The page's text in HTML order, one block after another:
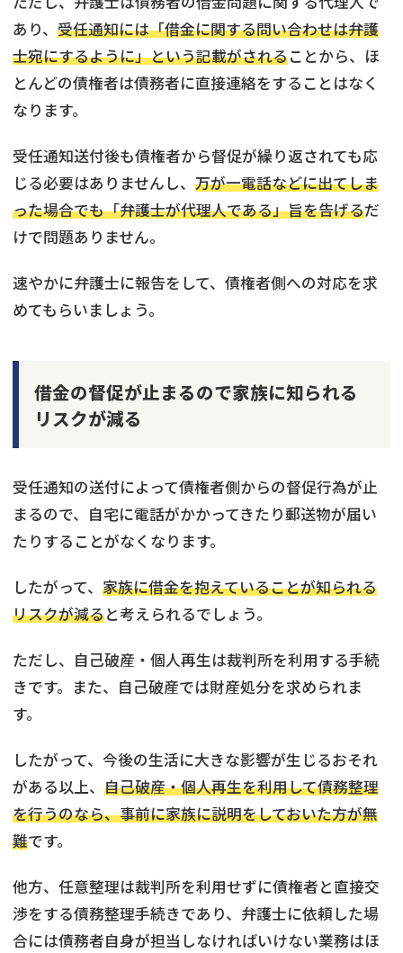
あり、 受任通知には「借金に関する問い合わせは弁護
士宛にするように」という記載がされることから、ほ
とんどの債権者は債務者に直接連絡をすることはなく
なります。
受任通知送付後も債権者から督促が繰り返されても応
じる必要はありませんし、 万が一電話などに出てしま
った場合でも「弁護士が代理人である」旨を告げるだ
けで問題ありません。
速やかに弁護士に報告をして、債権者側への対応を求
めてもらいましょう。
借金の督促が止まるので家族に知られる
リスクが減る
受任通知の送付によって債権者側からの督促行為が止
まるので、自宅に電話がかかってきたり郵送物が届い
たりすることがなくなります。
したがって、 家族に借金を抱えていることが知られる
リスクが減ると考えられるでしょう。
ただし、自己破産・個人再生は裁判所を利用する手続
きです。また、自己破産では財産処分を求められま
す。
したがって、今後の生活に大きな影響が生じるおそれ
がある以上、 自己破産・個人再生を利用して債務整理
を行うのなら、事前に家族に説明をしておいた方が無
難です。
他方、任意整理は裁判所を利用せずに債権者と直接交
渉をする債務整理手続きであり、弁護士に依頼した場
合には債務者自身が担当しなければいけない業務はほ